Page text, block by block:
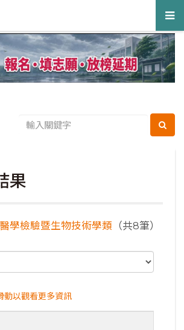
果
醫學檢驗暨生物技術學類 （共8筆）
動以觀看更多資訊